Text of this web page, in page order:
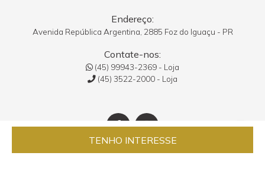
TENHO INTERESSE
Endereço:
Avenida República Argentina, 2885 Foz do Iguaçu - PR
Contate-nos:
(45) 99943-2369 - Loja
(45) 3522-2000 - Loja